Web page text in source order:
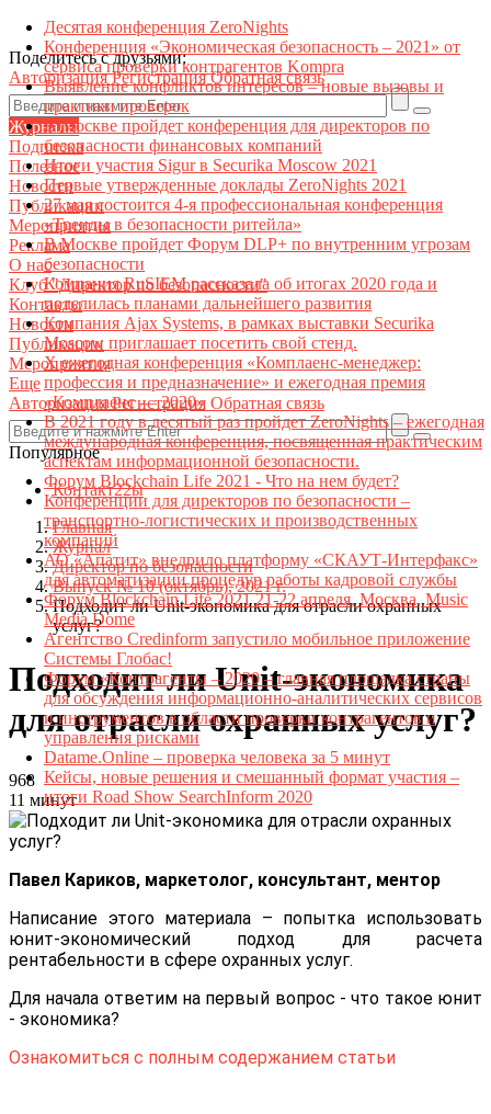
Поделитесь с друзьями:
АвторизацияРегистрацияОбратная связь
Журналы
Подписка
Полезное
Новости
Публикации
Мероприятия
Реклама
О нас
Клуб "Директор по безопасности"
Контакты
Новости
Публикации
Мероприятия
Еще
АвторизацияРегистрация Обратная связь
Популярное
Десятая конференция ZeroNights
Конференция «Экономическая безопасность – 2021» от
сервиса проверки контрагентов Kompra
Выявление конфликтов интересов – новые вызовы и
практики проверок
В Москве пройдет конференция для директоров по
безопасности финансовых компаний
Итоги участия Sigur в Securika Moscow 2021
Первые утвержденные доклады ZeroNights 2021
27 мая состоится 4-я профессиональная конференция
«Тренды в безопасности ритейла»
В Москве пройдет Форум DLP+ по внутренним угрозам
безопасности
Компания RuSIEM рассказала об итогах 2020 года и
поделилась планами дальнейшего развития
Компания Ajax Systems, в рамках выставки Securika
Moscow приглашает посетить свой стенд.
X ежегодная конференция «Комплаенс-менеджер:
профессия и предназначение» и ежегодная премия
«Комплаенс — 2020»
В 2021 году в десятый раз пройдет ZeroNights – ежегодная
международная конференция, посвященная практическим
аспектам информационной безопасности.
Форум Blockchain Life 2021 - Что на нем будет?
Конференции для директоров по безопасности –
транспортно-логистических и производственных
компаний
АО «Апатит» внедрило платформу «СКАУТ-Интерфакс»
для автоматизации процедур работы кадровой службы
Форум Blockchain Life 2021 21-22 апреля, Москва, Music
Media Dome
Агентство Credinform запустило мобильное приложение
Системы Глобас!
Форум «Контрагенты – 2020 – главная площадка страны
для обсуждения информационно-аналитических сервисов
и инструментов в области проверки контрагентов и
управления рисками
Datame.Online – проверка человека за 5 минут
Кейсы, новые решения и смешанный формат участия –
итоги Road Show SearchInform 2020
Контакт22ы
Главная
Журнал
Директор по безопасности
Выпуск № 10 (октябрь), 2021 г.
Подходит ли Unit-экономика для отрасли охранных
услуг?
Подходит ли Unit-экономика
для отрасли охранных услуг?
968
11 минут
Павел Кариков, маркетолог, консультант, ментор
Написание этого материала – попытка использовать
юнит-экономический подход для расчета
рентабельности в сфере охранных услуг.
Для начала ответим на первый вопрос - что такое юнит
- экономика?
Ознакомиться с полным содержанием статьи